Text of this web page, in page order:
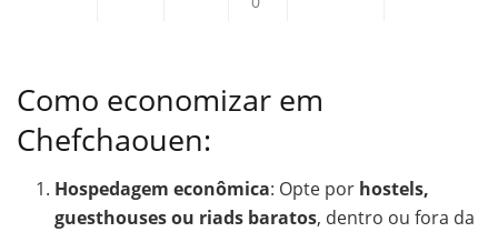
Como economizar em
Chefchaouen:
Hospedagem econômica: Opte por hostels,
guesthouses ou riads baratos, dentro ou fora da